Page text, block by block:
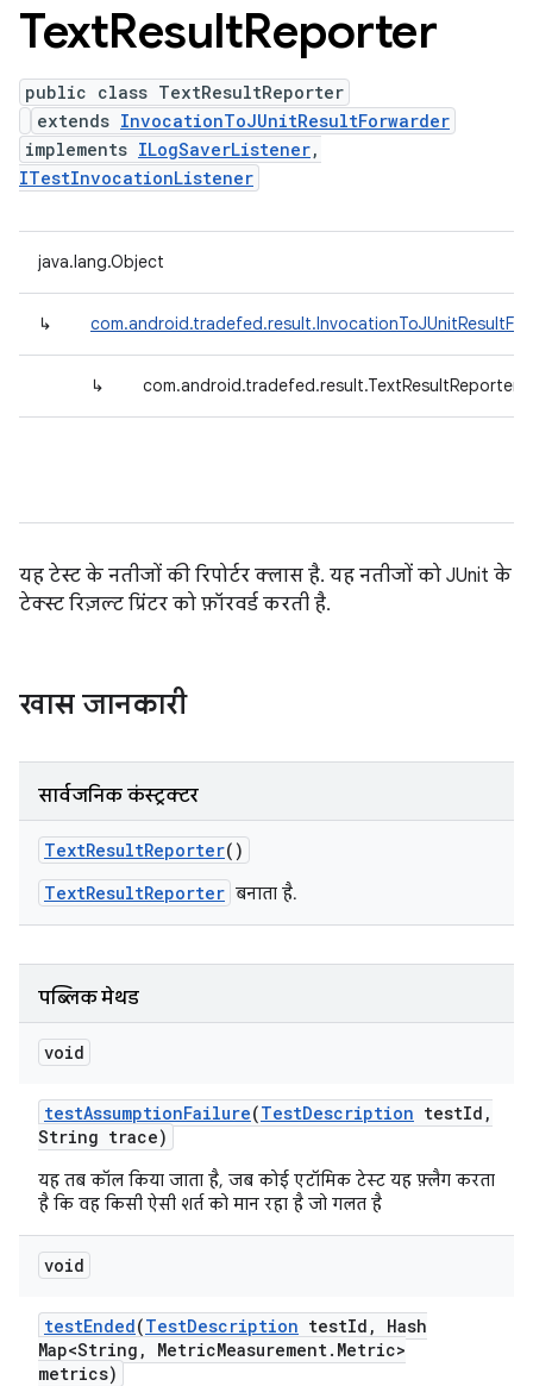
TextResultReporter
public class TextResultReporter
extends InvocationToJUnitResultForwarder
implements ILogSaverListener,
ITestInvocationListener
java.lang.Object
↳
↳ com.android.tradefed.result.TextResultReporter
यह टेस्ट के नतीजों की रिपोर्टर क्लास है. यह नतीजों को JUnit के
टेक्स्ट रिज़ल्ट प्रिंटर को फ़ॉरवर्ड करती है.
खास जानकारी
सार्वजनिक कंस्ट्रक्टर
TextResultReporter()
TextResultReporter बनाता है.
पब्लिक मेथड
void
testAssumptionFailure(TestDescription testId ,
String trace)
यह तब कॉल किया जाता है, जब कोई एटॉमिक टेस्ट यह फ़्लैग करता
है कि वह किसी ऐसी शर्त को मान रहा है जो गलत है
void
testEnded(TestDescription testId ,
Hash
Map<String , MetricMeasurement. Metric>
metrics)